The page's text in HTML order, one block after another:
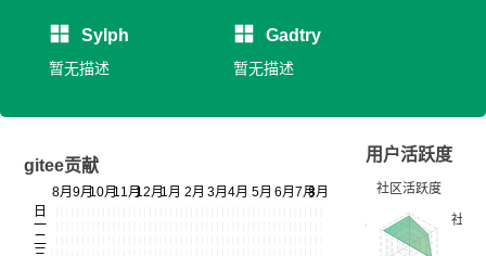
Sylph
暂无描述
Gadtry
暂无描述
gitee贡献
用户活跃度